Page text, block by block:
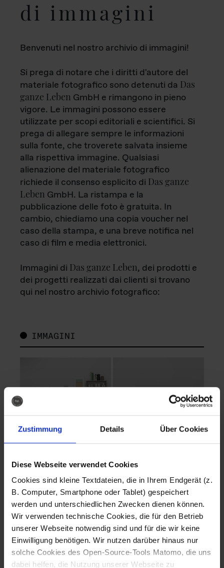
Zustimmung Details Über Cookies
Diese Webseite verwendet Cookies
Cookies sind kleine Textdateien, die in Ihrem Endgerät (z.
B. Computer, Smartphone oder Tablet) gespeichert
werden und unterschiedlichen Zwecken dienen können.
Wir verwenden technische Cookies, die für den Betrieb
unserer Webseite notwendig sind und für die wir keine
Einwilligung benötigen. Wir nutzen darüber hinaus nur
solche Cookies des Open-Source-Tools Matomo, die uns
dabei helfen, die Nutzung unserer Webseite zu
di immagini
Benvenuti nel nostro archivio di immagini!
Si prega di notare che i diritti d'autore del
materiale fotografico sono detenuti da Das
ganze Leben GmbH e rimangono in pieno
vigore. Le immagini possono essere
utilizzate per scopi editoriali e scientifici. Si
prega di allegare sempre le informazioni
sulla fonte, che troverete salvata insieme
alla rispettiva immagine. Qualsiasi
alienazione del materiale fotografico
richiede il consenso esplicito di Das ganze
Leben GmbH. La ristampa e la
pubblicazione delle foto è gratuita. In
cambio, chiediamo una copia voucher nel
caso della stampa, e una breve notifica nel
caso di film e media elettronici.
Immagini di Das ganze Leben, dei prodotti e
dei progetti realizzati dai clienti si trovano
qui nel nostro archivio fotografico:
IMMAGINI
Fotografo: Lorenz
Sternbach
Download
Fotografo: Lorenz
Sternbach
Download